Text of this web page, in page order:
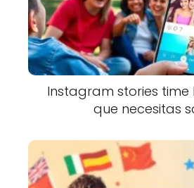
Instagram stories time
que necesitas